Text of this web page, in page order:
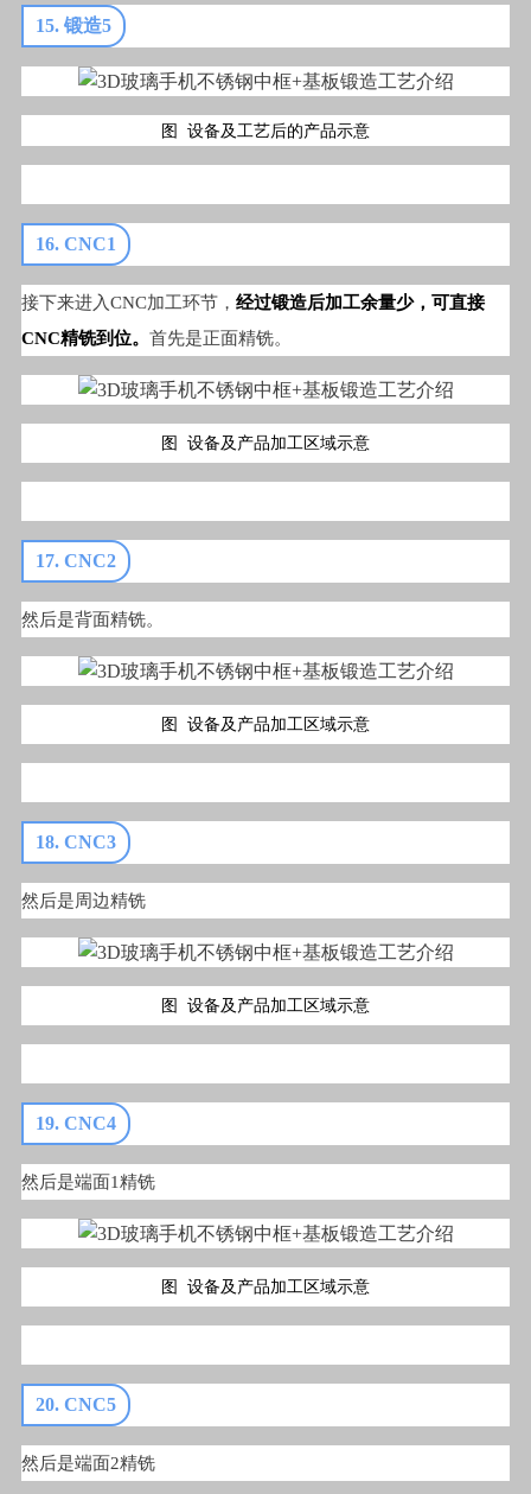
15. 锻造5
图 设备及工艺后的产品示意
16. CNC1
接下来进入CNC加工环节， 经过锻造后加工余量少，可直接
CNC精铣到位。 首先是正面精铣。
图 设备及产品加工区域示意
17. CNC2
然后是背面精铣。
图 设备及产品加工区域示意
18. CNC3
然后是周边精铣
图 设备及产品加工区域示意
19. CNC4
然后是端面1精铣
图 设备及产品加工区域示意
20. CNC5
然后是端面2精铣